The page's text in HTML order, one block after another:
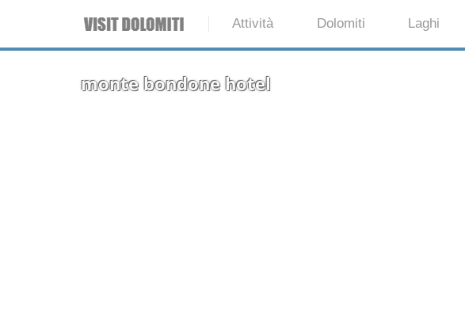
Attività Dolomiti Laghi
monte bondone hotel